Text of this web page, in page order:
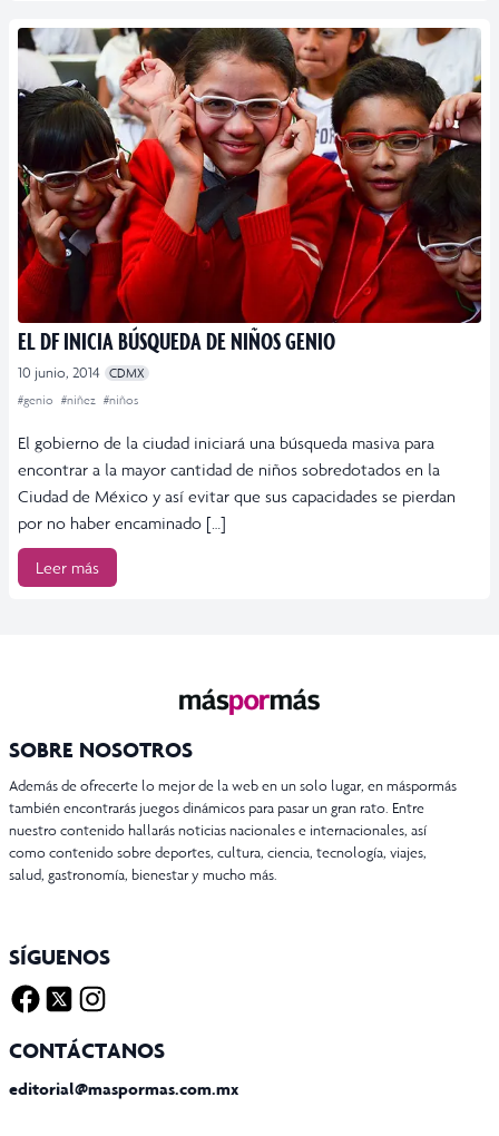
EL DF INICIA BÚSQUEDA DE NIÑOS GENIO
10 junio, 2014
CDMX
#genio #niñez #niños
El gobierno de la ciudad iniciará una búsqueda masiva para
encontrar a la mayor cantidad de niños sobredotados en la
Ciudad de México y así evitar que sus capacidades se pierdan
por no haber encaminado […]
Leer más
SOBRE NOSOTROS
Además de ofrecerte lo mejor de la web en un solo lugar, en máspormás
también encontrarás juegos dinámicos para pasar un gran rato. Entre
nuestro contenido hallarás noticias nacionales e internacionales, así
como contenido sobre deportes, cultura, ciencia, tecnología, viajes,
salud, gastronomía, bienestar y mucho más.
SÍGUENOS
CONTÁCTANOS
editorial@maspormas.com.mx